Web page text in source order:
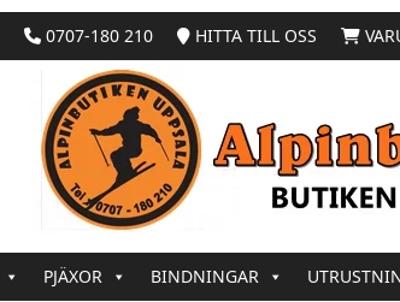
0707-180 210 HITTA TILL OSS
PJÄXOR BINDNINGAR